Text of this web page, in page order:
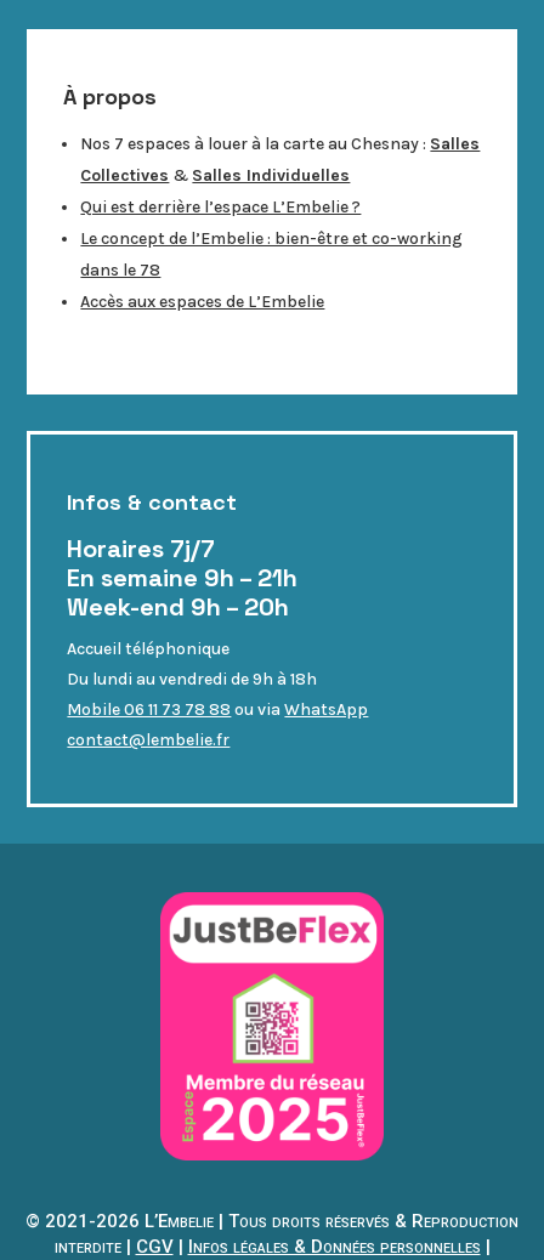
À propos
Nos 7 espaces à louer à la carte au Chesnay : Salles
Collectives & Salles Individuelles
Qui est derrière l’espace L’Embelie ?
Le concept de l’Embelie : bien-être et co-working
dans le 78
Accès aux espaces de L’Embelie
Infos & contact
Horaires 7j/7
En semaine 9h – 21h
Week-end 9h – 20h
Accueil téléphonique
Du lundi au vendredi de 9h à 18h
Mobile 06 11 73 78 88 ou viaWhatsApp
contact@lembelie.fr
© 2021-2026 L’Embelie | Tous droits réservés & Reproduction
interdite | CGV| Infos légales & Données personnelles |